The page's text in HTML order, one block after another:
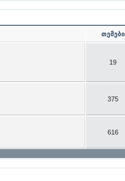
თემები
19
375
616